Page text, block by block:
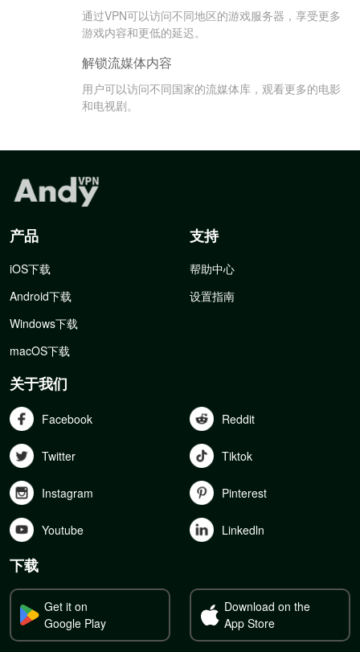
通过VPN可以访问不同地区的游戏服务器，享受更多
游戏内容和更低的延迟。
解锁流媒体内容
用户可以访问不同国家的流媒体库，观看更多的电影
和电视剧。
产品
iOS下载
Android下载
Windows下载
macOS下载
支持
帮助中心
设置指南
关于我们
Facebook Reddit
Twitter Tiktok
Instagram Pinterest
Youtube Linkedln
下载
Get it on
Google Play
Download on the
App Store